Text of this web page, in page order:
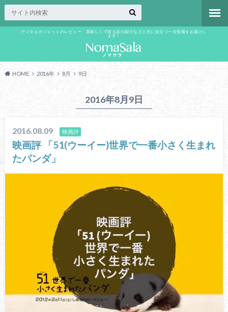
デジタルガジェットのレビュー、美味しくて唸る店の紹介など人生に役立つ一次情報をお届けし
ます！
HOME 2016年 8月 9日
2016年8月9日
2016.08.09 映画評
映画評 「51(ウーイー)世界で一番小さく生まれ
たパンダ」